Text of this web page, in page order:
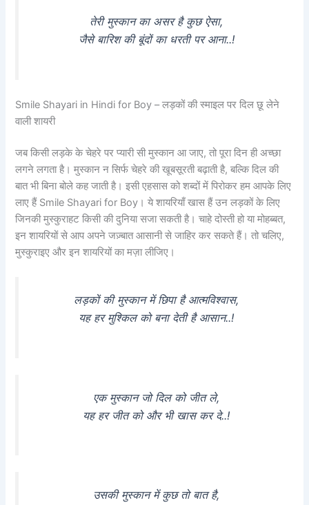
तेरी मुस्कान का असर है कुछ ऐसा,
जैसे बारिश की बूंदों का धरती पर आना..!
Smile Shayari in Hindi for Boy – लड़कों की स्माइल पर दिल छू लेने
वाली शायरी
जब किसी लड़के के चेहरे पर प्यारी सी मुस्कान आ जाए, तो पूरा दिन ही अच्छा
लगने लगता है। मुस्कान न सिर्फ चेहरे की खूबसूरती बढ़ाती है, बल्कि दिल की
बात भी बिना बोले कह जाती है। इसी एहसास को शब्दों में पिरोकर हम आपके लिए
लाए हैं Smile Shayari for Boy। ये शायरियाँ खास हैं उन लड़कों के लिए
जिनकी मुस्कुराहट किसी की दुनिया सजा सकती है। चाहे दोस्ती हो या मोहब्बत,
इन शायरियों से आप अपने जज़्बात आसानी से जाहिर कर सकते हैं। तो चलिए,
मुस्कुराइए और इन शायरियों का मज़ा लीजिए।
लड़कों की मुस्कान में छिपा है आत्मविश्वास,
यह हर मुश्किल को बना देती है आसान..!
एक मुस्कान जो दिल को जीत ले,
यह हर जीत को और भी खास कर दे..!
उसकी मुस्कान में कुछ तो बात है,